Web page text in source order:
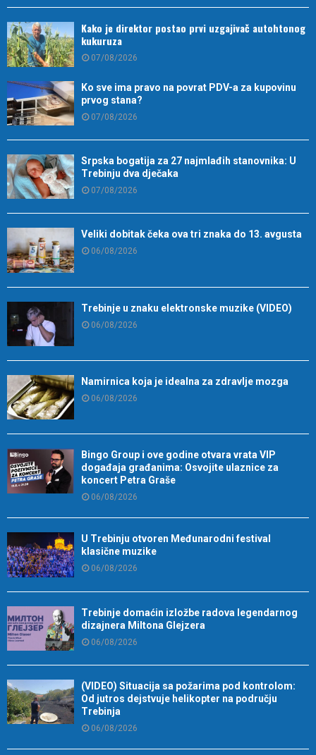
Kako je direktor postao prvi uzgajivač autohtonog
kukuruza
07/08/2026
Ko sve ima pravo na povrat PDV-a za kupovinu
prvog stana?
07/08/2026
Srpska bogatija za 27 najmlađih stanovnika: U
Trebinju dva dječaka
07/08/2026
Veliki dobitak čeka ova tri znaka do 13. avgusta
06/08/2026
Trebinje u znaku elektronske muzike (VIDEO)
06/08/2026
Namirnica koja je idealna za zdravlje mozga
06/08/2026
Bingo Group i ove godine otvara vrata VIP
događaja građanima: Osvojite ulaznice za
koncert Petra Graše
06/08/2026
U Trebinju otvoren Međunarodni festival
klasične muzike
06/08/2026
Trebinje domaćin izložbe radova legendarnog
dizajnera Miltona Glejzera
06/08/2026
(VIDEO) Situacija sa požarima pod kontrolom:
Od jutros dejstvuje helikopter na području
Trebinja
06/08/2026